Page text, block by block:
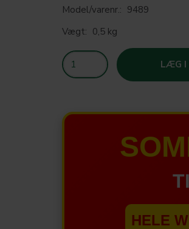
Model/varenr.: 9489
Vægt: 0,5 kg
LÆG I
HELE